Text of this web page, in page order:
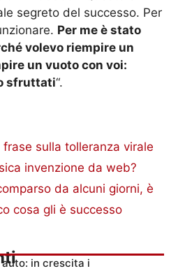
segreto del successo. Per
Per me è stato
volevo riempire un
un vuoto con voi:
sfruttati“.
sulla tolleranza virale
invenzione da web?
da alcuni giorni, è
cosa gli è successo
auto: in crescita i